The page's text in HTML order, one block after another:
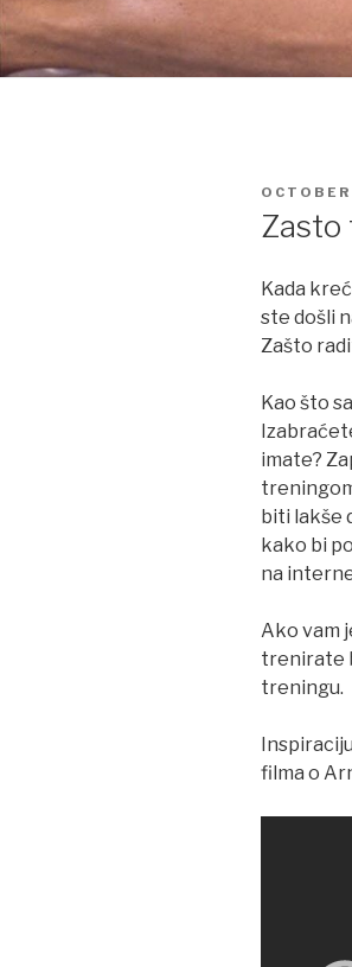
POSTED
Zasto
Kada
ste došli
Zašto
Kao što
imate?
biti lakše
kako bi
na
Ako vam
trenirate
treningu.
filma o